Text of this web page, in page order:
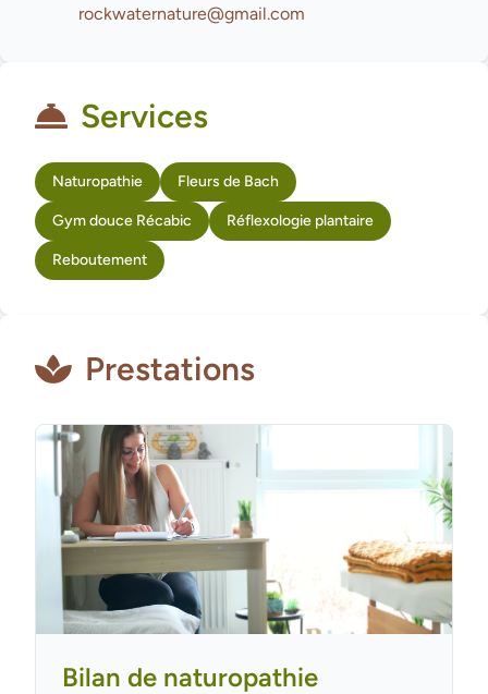
rockwaternature@gmail.com
Services
Naturopathie Fleurs de Bach
Gym douce Récabic Réflexologie plantaire
Reboutement
Prestations
Bilan de naturopathie